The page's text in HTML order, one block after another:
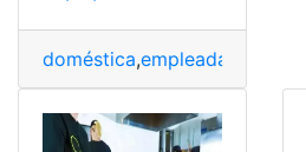
doméstica,empleada